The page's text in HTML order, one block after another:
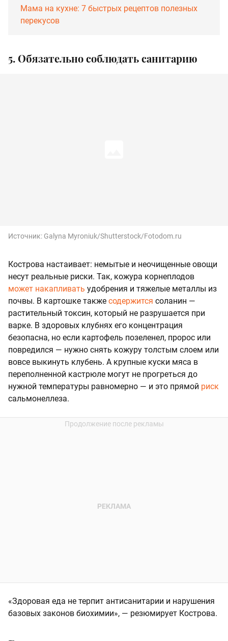
Мама на кухне: 7 быстрых рецептов полезных
перекусов
5. Обязательно соблюдать санитарию
Источник: Galyna Myroniuk/Shutterstock/Fotodom.ru
Кострова настаивает: немытые и неочищенные овощи
несут реальные риски. Так, кожура корнеплодов
может накапливать удобрения и тяжелые металлы из
почвы. В картошке также содержится соланин —
растительный токсин, который не разрушается при
варке. В здоровых клубнях его концентрация
безопасна, но если картофель позеленел, пророс или
повредился — нужно снять кожуру толстым слоем или
вовсе выкинуть клубень. А крупные куски мяса в
переполненной кастрюле могут не прогреться до
нужной температуры равномерно — и это прямой риск
сальмонеллеза.
«Здоровая еда не терпит антисанитарии и нарушения
базовых законов биохимии», — резюмирует Кострова.